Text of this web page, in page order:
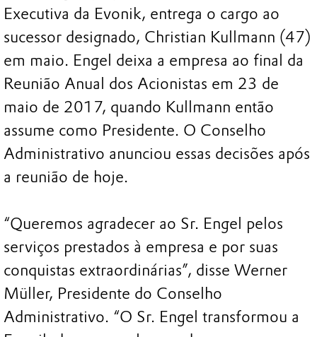
Executiva da Evonik, entrega o cargo ao
sucessor designado, Christian Kullmann (47)
em maio. Engel deixa a empresa ao final da
Reunião Anual dos Acionistas em 23 de
maio de 2017, quando Kullmann então
assume como Presidente. O Conselho
Administrativo anunciou essas decisões após
a reunião de hoje.
“Queremos agradecer ao Sr. Engel pelos
serviços prestados à empresa e por suas
conquistas extraordinárias”, disse Werner
Müller, Presidente do Conselho
Administrativo. “O Sr. Engel transformou a